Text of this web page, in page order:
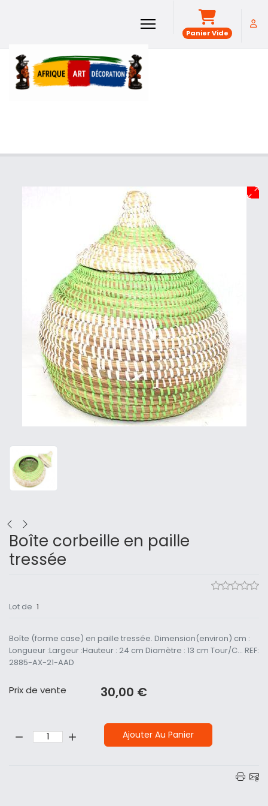
Panier Vide
Boîte corbeille en paille
tressée
Lot de 1
Boîte (forme case) en paille tressée. Dimension(environ) cm :
Longueur :Largeur :Hauteur : 24 cm Diamètre : 13 cm Tour/C... REF:
2885-AX-21-AAD
Prix ​​de vente 30,00 €
Ajouter Au Panier